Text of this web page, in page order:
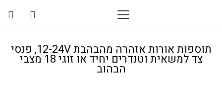
תוספות אורות אזהרה מהבהבת 12-24V, פנסי
צד למשאית וטנדרים יחיד או זוגי 18 מצבי
הבהוב